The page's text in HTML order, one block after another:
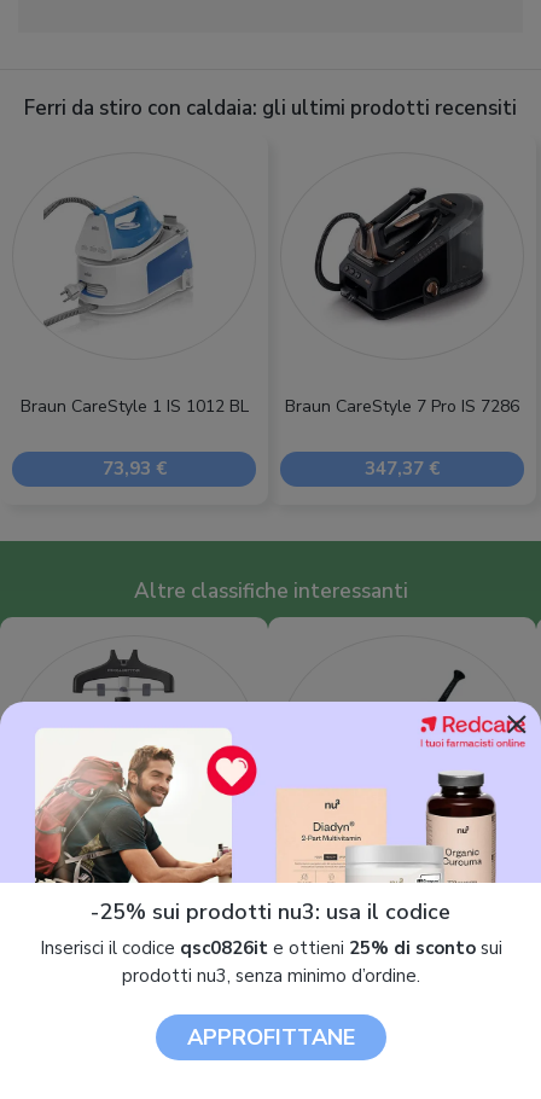
Ferri da stiro con caldaia: gli ultimi prodotti recensiti
Braun CareStyle 1 IS 1012 BL
73,93 €
Braun CareStyle 7 Pro IS 7286
347,37 €
Altre classifiche interessanti
Ferro da stiro verticale Ferro da stiro
Domande e risposte su Ferro da stiro con
×
-25% sui prodotti nu3: usa il codice
Inserisci il codice qsc0826ite ottieni 25% di scontosui
prodotti nu3, senza minimo d’ordine.
APPROFITTANE